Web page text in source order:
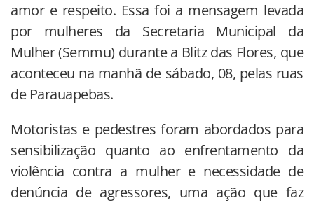
amor e respeito. Essa foi a mensagem levada
por mulheres da Secretaria Municipal da
Mulher (Semmu) durante a Blitz das Flores, que
aconteceu na manhã de sábado, 08, pelas ruas
de Parauapebas.
Motoristas e pedestres foram abordados para
sensibilização quanto ao enfrentamento da
violência contra a mulher e necessidade de
denúncia de agressores, uma ação que faz